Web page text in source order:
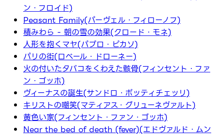
ン・フロイド)
Peasant Family(パーヴェル・フィローノフ)
積みわら - 朝の雪の効果(クロード・モネ)
人形を抱くマヤ(パブロ・ピカソ)
パリの街(ロベール・ドローネー)
火の付いたタバコをくわえた骸骨(フィンセント・ファ
ン・ゴッホ)
ヴィーナスの誕生(サンドロ・ボッティチェッリ)
キリストの嘲笑(マティアス・グリューネヴァルト)
黄色い家(フィンセント・ファン・ゴッホ)
Near the bed of death (fever)(エドヴァルド・ムン